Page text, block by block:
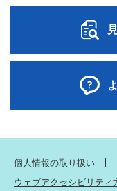
個人情報の取り扱い
ウェブアクセシビリティ